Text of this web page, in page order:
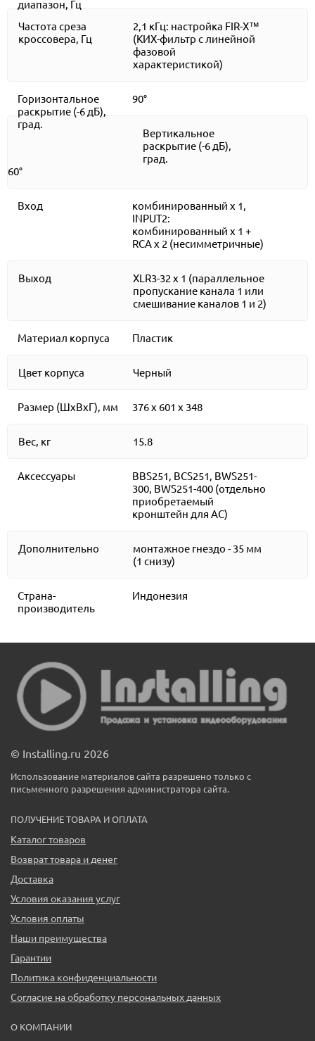
диапазон, Гц
Частота среза
кроссовера, Гц
2,1 кГц: настройка FIR-X™
(КИХ-фильтр с линейной
фазовой
характеристикой)
Горизонтальное
раскрытие (-6 дБ),
град.
90°
Вертикальное
раскрытие (-6 дБ),
град.
60°
Вход
комбинированный x 1,
INPUT2:
комбинированный x 1 +
RCA x 2 (несимметричные)
Выход
XLR3-32 x 1 (параллельное
пропускание канала 1 или
смешивание каналов 1 и 2)
Материал корпуса Пластик
Цвет корпуса Черный
Размер (ШхВхГ), мм 376 x 601 x 348
Вес, кг 15.8
Аксессуары
BBS251, BCS251, BWS251-
300, BWS251-400 (отдельно
приобретаемый
кронштейн для АС)
Дополнительно
монтажное гнездо - 35 мм
(1 снизу)
Страна-
производитель
Индонезия
© Installing.ru 2026
Использование материалов сайта разрешено только с
письменного разрешения администратора сайта.
ПОЛУЧЕНИЕ ТОВАРА И ОПЛАТА
Каталог товаров
Возврат товара и денег
Доставка
Условия оказания услуг
Условия оплаты
Наши преимущества
Гарантии
Политика конфиденциальности
Согласие на обработку персональных данных
О КОМПАНИИ